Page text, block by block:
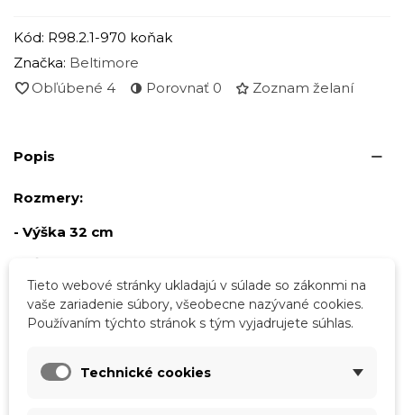
Kód: R98.2.1-970 koňak
Značka: Beltimore
Obľúbené 4 Porovnať 0 Zoznam želaní
Popis
Rozmery:
- Výška 32 cm
- Hĺbka 8,5 cm
- Dĺžka remienka 50 cm
Tieto webové stránky ukladajú v súlade so zákonmi na
vaše zariadenie súbory, všeobecne nazývané cookies.
Používaním týchto stránok s tým vyjadrujete súhlas.
Technické cookies